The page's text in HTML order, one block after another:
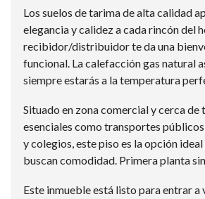
Los suelos de tarima de alta calidad
elegancia y calidez a cada rincón del
recibidor/distribuidor te da una
funcional. La calefacción gas natural
siempre estarás a la temperatura
Situado en zona comercial y cerca de
esenciales como transportes
y colegios, este piso es la opción ideal
buscan comodidad. Primera planta
Este inmueble está listo para entrar a